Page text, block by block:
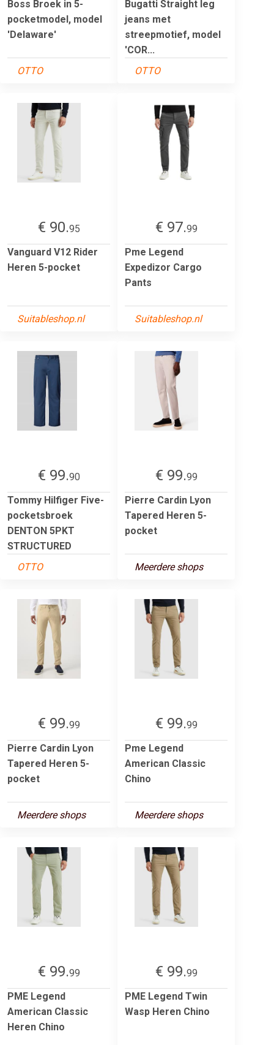
Boss Broek in 5-
pocketmodel, model
'Delaware'
OTTO
Bugatti Straight leg
jeans met
streepmotief, model
'COR...
OTTO
€ 90.95
Vanguard V12 Rider
Heren 5-pocket
Suitableshop.nl
€ 97.99
Pme Legend
Expedizor Cargo
Pants
Suitableshop.nl
€ 99.90
Tommy Hilfiger Five-
pocketsbroek
DENTON 5PKT
STRUCTURED
OTTO
€ 99.99
Pierre Cardin Lyon
Tapered Heren 5-
pocket
Meerdere shops
€ 99.99
Pierre Cardin Lyon
Tapered Heren 5-
pocket
Meerdere shops
€ 99.99
Pme Legend
American Classic
Chino
Meerdere shops
€ 99.99
PME Legend
American Classic
Heren Chino
€ 99.99
PME Legend Twin
Wasp Heren Chino